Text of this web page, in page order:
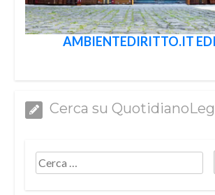
AMBIENTEDIRITTO.IT
Cerca su